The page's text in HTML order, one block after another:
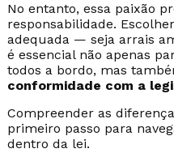
No entanto, essa paixão
responsabilidade.
adequada — seja arrais
é essencial não apenas
todos a bordo, mas
conformidade com a
Compreender as
primeiro passo para
dentro da lei.